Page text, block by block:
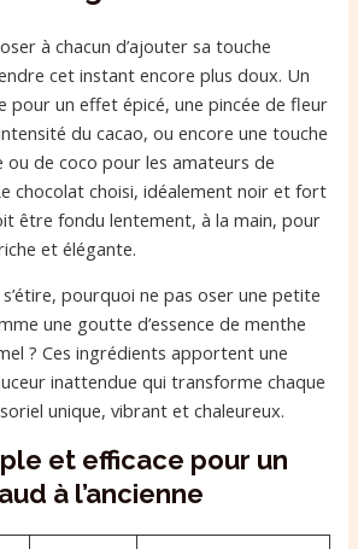
à chacun d’ajouter sa touche
cet instant encore plus doux. Un
pour un effet épicé, une pincée de fleur
du cacao, ou encore une touche
ou de coco pour les amateurs de
chocolat choisi, idéalement noir et fort
être fondu lentement, à la main, pour
et élégante.
pourquoi ne pas oser une petite
une goutte d’essence de menthe
? Ces ingrédients apportent une
inattendue qui transforme chaque
unique, vibrant et chaleureux.
et efficace pour un
à l’ancienne